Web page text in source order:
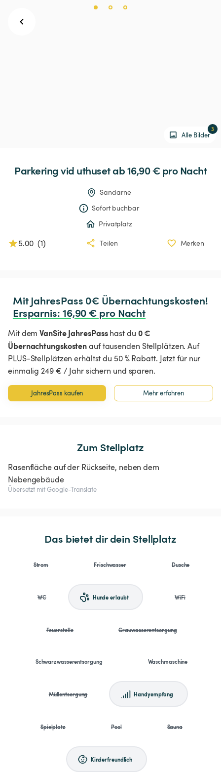
Alle Bilder
3
Parkeringvid uthuset ab 16,90 € pro Nacht
Sandarne
Sofort buchbar
Privatplatz
5.00 (1) Teilen Merken
Ersparnis: 16,90 € pro Nacht
Mit demVanSite JahresPasshast du 0 €
Übernachtungskostenauf tausenden Stellplätzen. Auf
PLUS-Stellplätzen erhältst du 50 % Rabatt. Jetzt für nur
einmalig 249 € / Jahr sichern und sparen.
JahresPass kaufen Mehr erfahren
Zum Stellplatz
Rasenfläche auf der Rückseite, neben dem
Nebengebäude
Übersetzt mit Google-Translate
Das bietet dir dein Stellplatz
Strom Frischwasser Dusche
WC Hunde erlaubt WiFi
Feuerstelle Grauwasserentsorgung
Schwarzwasserentsorgung Waschmaschine
Müllentsorgung Handyempfang
Spielplatz Pool Sauna
Kinderfreundlich